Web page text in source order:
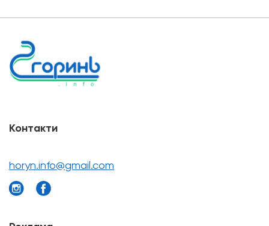
Контакти
horyn.info@gmail.com